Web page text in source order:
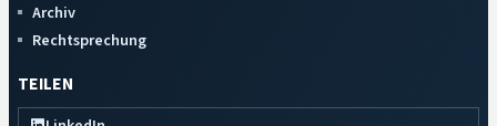
Archiv
Rechtsprechung
TEILEN